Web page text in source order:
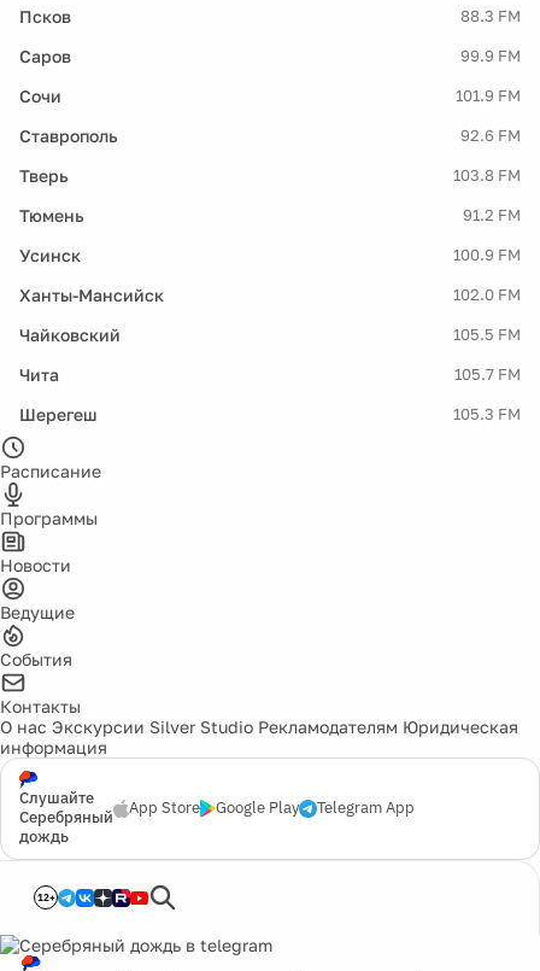
Псков 88.3 FM
Саров 99.9 FM
Сочи 101.9 FM
Ставрополь 92.6 FM
Тверь 103.8 FM
Тюмень 91.2 FM
Усинск 100.9 FM
Ханты-Мансийск 102.0 FM
Чайковский 105.5 FM
Чита 105.7 FM
Шерегеш 105.3 FM
Расписание
Программы
Новости
Ведущие
События
Контакты
О нас Экскурсии Silver Studio Рекламодателям Юридическая
информация
Слушайте
Серебряный
дождь
App Store Google Play Telegram App
12+